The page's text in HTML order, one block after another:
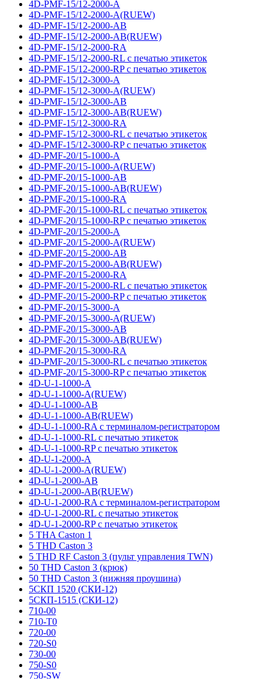
4D-PMF-15/12-2000-A
4D-PMF-15/12-2000-A(RUEW)
4D-PMF-15/12-2000-AB
4D-PMF-15/12-2000-AB(RUEW)
4D-PMF-15/12-2000-RA
4D-PMF-15/12-2000-RL с печатью этикеток
4D-PMF-15/12-2000-RP с печатью этикеток
4D-PMF-15/12-3000-A
4D-PMF-15/12-3000-A(RUEW)
4D-PMF-15/12-3000-AB
4D-PMF-15/12-3000-AB(RUEW)
4D-PMF-15/12-3000-RA
4D-PMF-15/12-3000-RL с печатью этикеток
4D-PMF-15/12-3000-RP с печатью этикеток
4D-PMF-20/15-1000-A
4D-PMF-20/15-1000-A(RUEW)
4D-PMF-20/15-1000-AB
4D-PMF-20/15-1000-AB(RUEW)
4D-PMF-20/15-1000-RA
4D-PMF-20/15-1000-RL с печатью этикеток
4D-PMF-20/15-1000-RP с печатью этикеток
4D-PMF-20/15-2000-A
4D-PMF-20/15-2000-A(RUEW)
4D-PMF-20/15-2000-AB
4D-PMF-20/15-2000-AB(RUEW)
4D-PMF-20/15-2000-RA
4D-PMF-20/15-2000-RL с печатью этикеток
4D-PMF-20/15-2000-RP с печатью этикеток
4D-PMF-20/15-3000-A
4D-PMF-20/15-3000-A(RUEW)
4D-PMF-20/15-3000-AB
4D-PMF-20/15-3000-AB(RUEW)
4D-PMF-20/15-3000-RA
4D-PMF-20/15-3000-RL с печатью этикеток
4D-PMF-20/15-3000-RP с печатью этикеток
4D-U-1-1000-A
4D-U-1-1000-A(RUEW)
4D-U-1-1000-AB
4D-U-1-1000-AB(RUEW)
4D-U-1-1000-RA с терминалом-регистратором
4D-U-1-1000-RL с печатью этикеток
4D-U-1-1000-RP с печатью этикеток
4D-U-1-2000-A
4D-U-1-2000-A(RUEW)
4D-U-1-2000-AB
4D-U-1-2000-AB(RUEW)
4D-U-1-2000-RA с терминалом-регистратором
4D-U-1-2000-RL с печатью этикеток
4D-U-1-2000-RP с печатью этикеток
5 THA Caston 1
5 THD Caston 3
5 THD RF Caston 3 (пульт управления TWN)
50 THD Caston 3 (крюк)
50 THD Caston 3 (нижняя проушина)
5СКП 1520 (СКИ-12)
5СКП-1515 (СКИ-12)
710-00
710-T0
720-00
720-S0
730-00
750-S0
750-SW